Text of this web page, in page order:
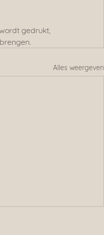
gedrukt,
Alles weergeven